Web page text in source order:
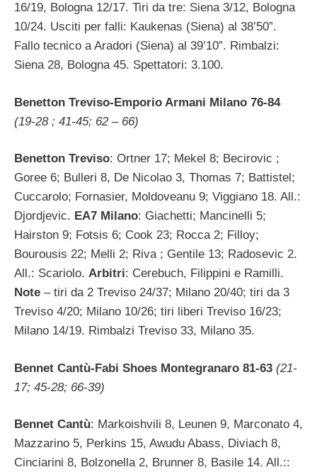
16/19, Bologna 12/17. Tiri da tre: Siena 3/12, Bologna
10/24. Usciti per falli: Kaukenas (Siena) al 38’50”.
Fallo tecnico a Aradori (Siena) al 39’10”. Rimbalzi:
Siena 28, Bologna 45. Spettatori: 3.100.
Benetton Treviso-Emporio Armani Milano 76-84
(19-28 ; 41-45; 62 – 66)
Benetton Treviso: Ortner 17; Mekel 8; Becirovic ;
Goree 6; Bulleri 8, De Nicolao 3, Thomas 7; Battistel;
Cuccarolo; Fornasier, Moldoveanu 9; Viggiano 18. All.:
Djordjevic. EA7 Milano: Giachetti; Mancinelli 5;
Hairston 9; Fotsis 6; Cook 23; Rocca 2; Filloy;
Bourousis 22; Melli 2; Riva ; Gentile 13; Radosevic 2.
All.: Scariolo. Arbitri: Cerebuch, Filippini e Ramilli.
Note – tiri da 2 Treviso 24/37; Milano 20/40; tiri da 3
Treviso 4/20; Milano 10/26; tiri liberi Treviso 16/23;
Milano 14/19. Rimbalzi Treviso 33, Milano 35.
Bennet Cantù-Fabi Shoes Montegranaro 81-63 (21-
17; 45-28; 66-39)
Bennet Cantù: Markoishvili 8, Leunen 9, Marconato 4,
Mazzarino 5, Perkins 15, Awudu Abass, Diviach 8,
Cinciarini 8, Bolzonella 2, Brunner 8, Basile 14. All.::